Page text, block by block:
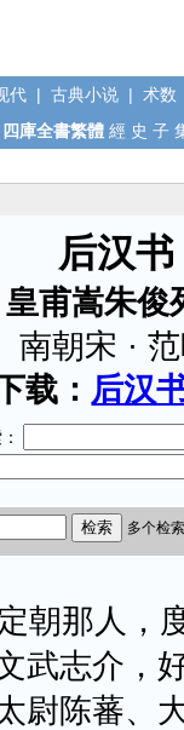
代 | 古典小说 | 术数
四庫全書繁體 經 史 子
后汉书
甫嵩朱俊
南朝宋 ·
载： 后汉
那人，
武志介，
尉陈蕃、